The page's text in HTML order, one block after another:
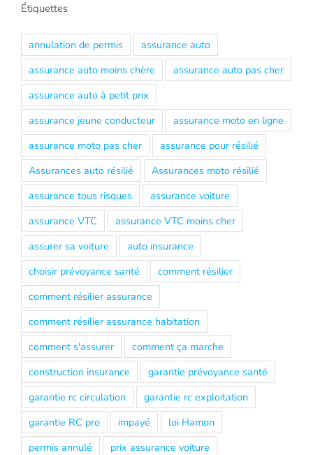
Étiquettes
annulation de permis
assurance auto
assurance auto moins chère
assurance auto pas cher
assurance auto à petit prix
assurance jeune conducteur
assurance moto en ligne
assurance moto pas cher
assurance pour résilié
Assurances auto résilié
Assurances moto résilié
assurance tous risques
assurance voiture
assurance VTC
assurance VTC moins cher
assurer sa voiture
auto insurance
choisir prévoyance santé
comment résilier
comment résilier assurance
comment résilier assurance habitation
comment s'assurer
comment ça marche
construction insurance
garantie prévoyance santé
garantie rc circulation
garantie rc exploitation
garantie RC pro
impayé
loi Hamon
permis annulé
prix assurance voiture